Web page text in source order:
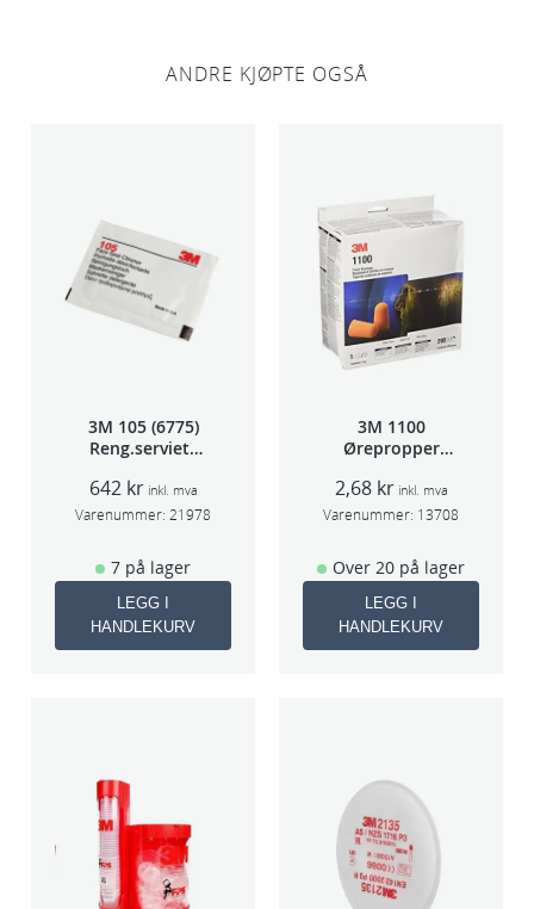
ANDRE KJØPTE OGSÅ
3M 105 (6775)
Reng.serviett
642 kr inkl. mva
Varenummer: 21978
7 på lager
LEGG I
HANDLEKURV
3M 1100
Ørepropper
2,68 kr inkl. mva
Varenummer: 13708
Over 20 på lager
LEGG I
HANDLEKURV